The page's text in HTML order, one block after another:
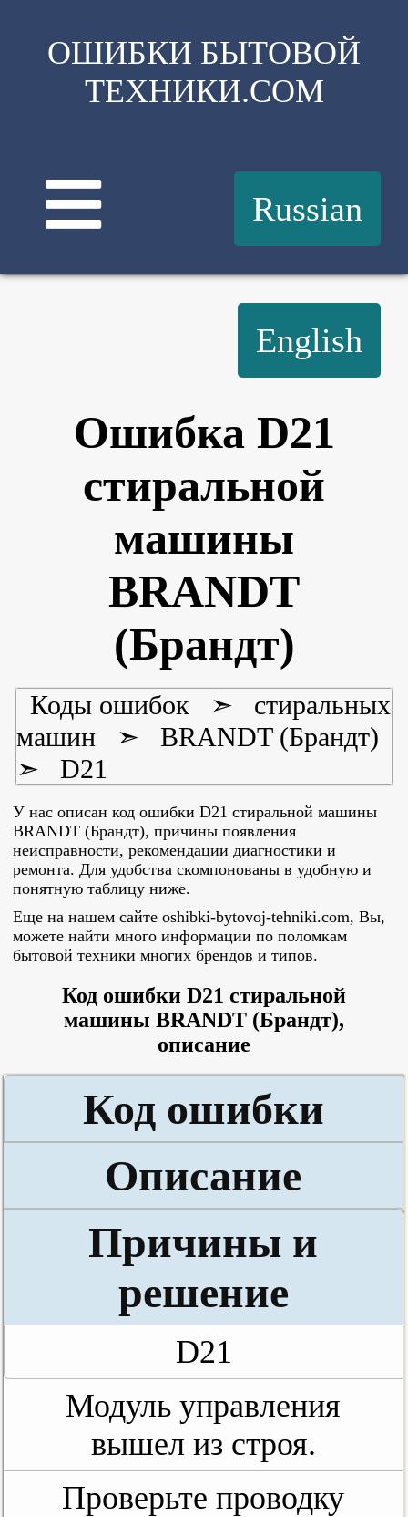
ОШИБКИ БЫТОВОЙ
ТЕХНИКИ.COM
Russian
English
Ошибка D21
стиральной
машины
BRANDT
(Брандт)
Коды ошибок ➣
стиральных
машин
➣
BRANDT (Брандт)
➣
D21
У нас описан код ошибки D21 стиральной машины
BRANDT (Брандт), причины появления
неисправности, рекомендации диагностики и
ремонта. Для удобства скомпонованы в удобную и
понятную таблицу ниже.
Еще на нашем сайте oshibki-bytovoj-tehniki.com, Вы,
можете найти много информации по поломкам
бытовой техники многих брендов и типов.
Код ошибки D21 стиральной
машины BRANDT (Брандт),
описание
Код ошибки
Описание
Причины и
решение
D21
Модуль управления
вышел из строя.
Проверьте проводку